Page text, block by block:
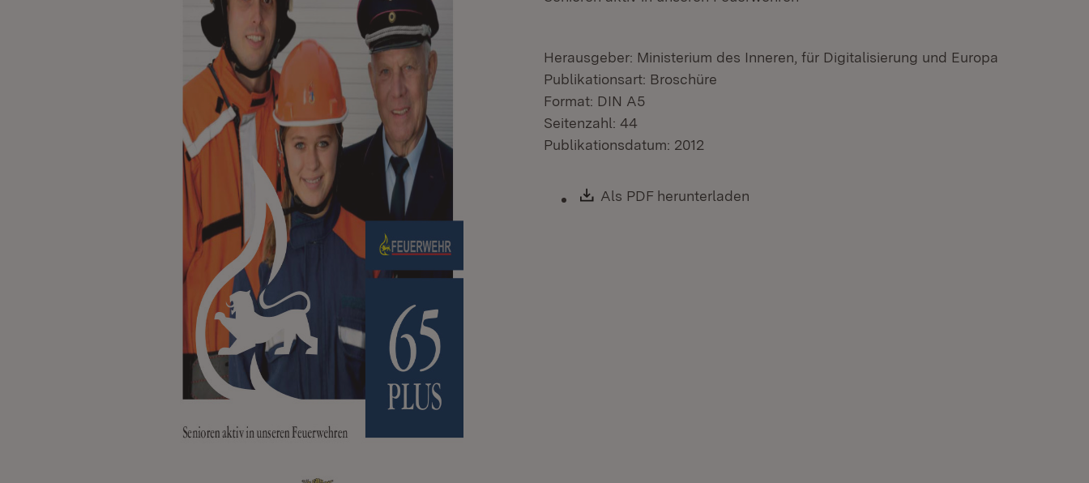
Herausgeber: Ministerium des Inneren, für Digitalisierung und Europa
Publikationsart: Broschüre
Format: DIN A5
Seitenzahl: 44
Publikationsdatum: 2012
Download:
Als PDF herunterladen